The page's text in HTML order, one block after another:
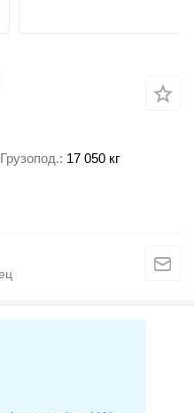
Грузопод. 17 050 кг